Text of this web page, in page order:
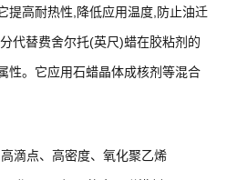
提高耐热性,降低应用温度,防止油迁
代替费舍尔托(英尺)蜡在胶粘剂的
性。它应用石蜡晶体成核剂等混合
滴点、高密度、氧化聚乙烯